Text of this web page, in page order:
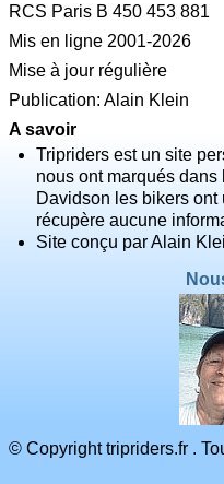
RCS Paris B 450 453 881
Mis en ligne 2001-2026
Mise à jour régulière
Publication: Alain Klein
A savoir
Tripriders est un site
nous ont marqués
Davidson les bikers
récupère aucune
Site conçu par Alain
© Copyright tripriders.fr .